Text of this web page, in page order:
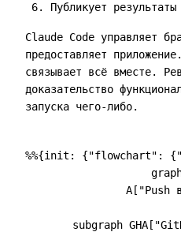
Публикует
Claude Code управляет
предоставляет
связывает всё вместе.
доказательство
запуска чего-либо.
%%{init: {"flowchart":
A["Push
subgraph